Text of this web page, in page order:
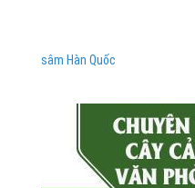
sâm Hàn Quốc